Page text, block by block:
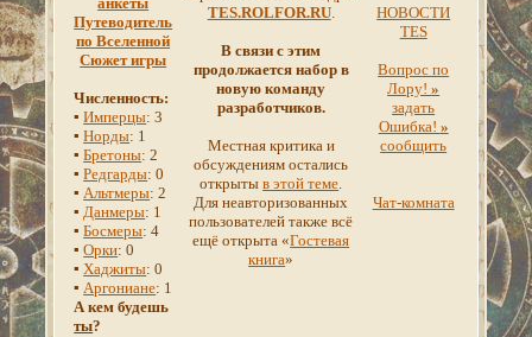
Путеводитель
по Вселенной
Сюжет игры
Численность:
▪Имперцы: 3
▪Норды: 1
▪Бретоны: 2
▪Редгарды: 0
▪Альтмеры: 2
▪Данмеры: 1
▪Босмеры: 4
▪Орки: 0
▪Хаджиты: 0
▪Аргониане: 1
А кем будешь
ты?
TES.ROLFOR.RU.
В связи с этим
продолжается набор в
новую команду
разработчиков.
Местная критика и
обсуждениям остались
открытыв этой теме.
Для неавторизованных
пользователей также всё
ещё открыта «Гостевая
книга»
НОВОСТИ
TES
Вопрос по
Лору!»
задать
Ошибка! »
сообщить
Чат-комната